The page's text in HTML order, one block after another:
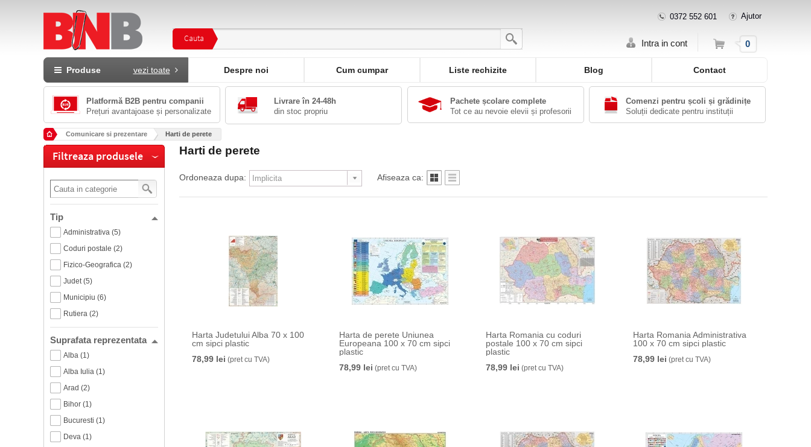
Cauta
0372 552 601 Ajutor
Intra in cont Cos 0
Produse vezi toate Despre noi Cum cumpar Liste rechizite Blog Contact
Platformă B2B pentru companii
Prețuri avantajoase și personalizate
Livrare în 24-48h
din stoc propriu
Pachete școlare complete
Tot ce au nevoie elevii și profesorii
Comenzi pentru școli și grădinițe
Soluții dedicate pentru instituții
Comunicare si prezentare Harti de perete
Filtreaza produsele
Tip
Administrativa (5)
Coduri postale (2)
Fizico-Geografica (2)
Judet (5)
Municipiu (6)
Rutiera (2)
Suprafata reprezentata
Alba (1)
Alba Iulia (1)
Arad (2)
Bihor (1)
Bucuresti (1)
Deva (1)
Harti de perete
Ordoneaza dupa: Afiseaza ca:
Harta Judetului Alba 70 x 100
cm sipci plastic
78,99 lei (pret cu TVA)
Harta de perete Uniunea
Europeana 100 x 70 cm sipci
plastic
78,99 lei (pret cu TVA)
Harta Romania cu coduri
postale 100 x 70 cm sipci
plastic
78,99 lei (pret cu TVA)
Harta Romania Administrativa
100 x 70 cm sipci plastic
78,99 lei (pret cu TVA)